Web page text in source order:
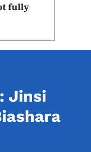
fully
Jinsi